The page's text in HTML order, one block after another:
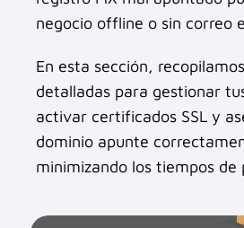
negocio offline o sin correo
En esta sección,
detalladas para gestionar
activar certificados SSL y
dominio apunte
minimizando los tiempos de